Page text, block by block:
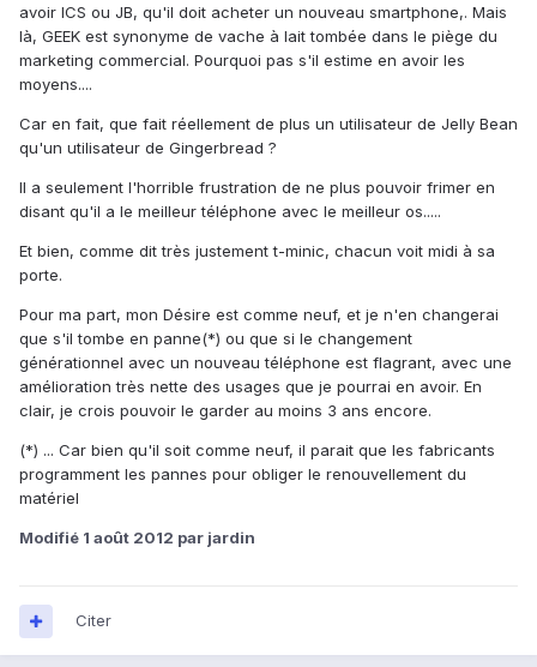
avoir ICS ou JB, qu'il doit acheter un nouveau smartphone,. Mais
là, GEEK est synonyme de vache à lait tombée dans le piège du
marketing commercial. Pourquoi pas s'il estime en avoir les
moyens....
Car en fait, que fait réellement de plus un utilisateur de Jelly Bean
qu'un utilisateur de Gingerbread ?
Il a seulement l'horrible frustration de ne plus pouvoir frimer en
disant qu'il a le meilleur téléphone avec le meilleur os.....
Et bien, comme dit très justement t-minic, chacun voit midi à sa
porte.
Pour ma part, mon Désire est comme neuf, et je n'en changerai
que s'il tombe en panne(*) ou que si le changement
générationnel avec un nouveau téléphone est flagrant, avec une
amélioration très nette des usages que je pourrai en avoir. En
clair, je crois pouvoir le garder au moins 3 ans encore.
(*) ... Car bien qu'il soit comme neuf, il parait que les fabricants
programment les pannes pour obliger le renouvellement du
matériel
Modifié 1 août 2012 par jardin
Citer